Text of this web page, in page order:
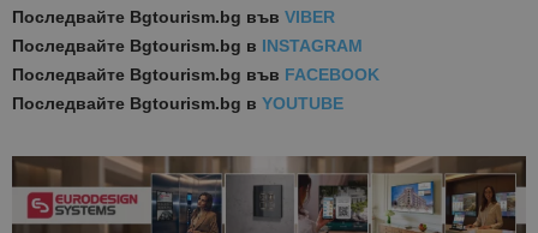
Последвайте Bgtourism.bg във VIBER
Последвайте Bgtourism.bg в INSTAGRAM
Последвайте Bgtourism.bg във FACEBOOK
Последвайте Bgtourism.bg в YOUTUBE